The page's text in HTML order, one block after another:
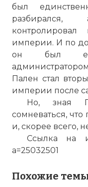
был
контролировал
империи. И по
он был
Пален стал
империи после
Но, зная
сомневаться,
и, скорее всего,
Ссылка на
a=25032501
Похожие